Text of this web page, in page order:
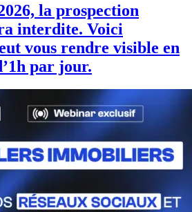
la prospection
interdite. Voici
vous rendre visible en
par jour.